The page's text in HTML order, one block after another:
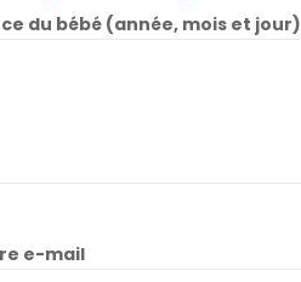
du bébé (année, mois et jour)
e-mail